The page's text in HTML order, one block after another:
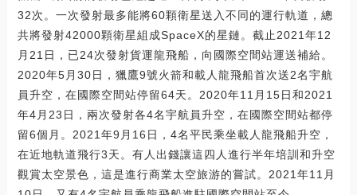
32次。一次發射最多能將60顆衛星送入不同的運行軌道，總
共將發射42000顆衛星組成SpaceX的星鏈。截止2021年12
月21日，已24次發射貨運龍飛船，向國際空間站運送補給。
2020年5月30日，獵鷹9號火箭和載人龍飛船首次送2名宇航
員升空，在國際空間站停留64天。2020年11月15日和2021
年4月23日，兩次發射各4名宇航員升空，在國際空間站都停
留6個月。2021年9月16日，4名平民乘坐載人龍飛船升空，
在近地軌道飛行3天。有人出錢讓這四人進行半年培訓和升空
觀賞太空景色，這是進行商業太空旅游的嘗試。2021年11月